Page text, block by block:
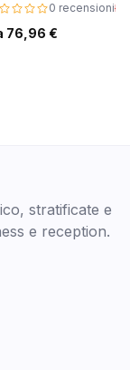
0 recensioni
76,96 €
stratificate e
e reception.